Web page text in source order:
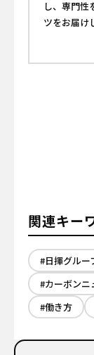
し、専門性
ツをお届け
関連キー
#日揮グルー
#カーボンニ
#働き方